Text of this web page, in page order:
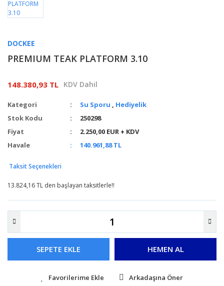
DOCKEE
PREMIUM TEAK PLATFORM 3.10
148.380,93 TL KDV Dahil
Kategori Su Sporu , Hediyelik
Stok Kodu
250298
Fiyat
2.250,00 EUR + KDV
Havale
140.961,88 TL
Taksit Seçenekleri
13.824,16 TL den başlayan taksitlerle!!
SEPETE EKLE HEMEN AL
Arkadaşına Öner